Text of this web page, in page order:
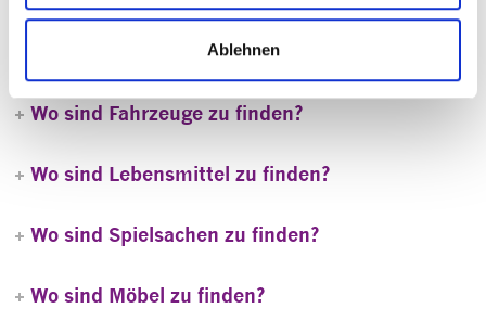
Ablehnen
finden?
Wo sind Fahrzeuge zu finden?
Wo sind Lebensmittel zu finden?
Wo sind Spielsachen zu finden?
Wo sind Möbel zu finden?